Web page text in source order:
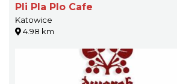
Pli Pla Plo Cafe
Katowice
4.98 km